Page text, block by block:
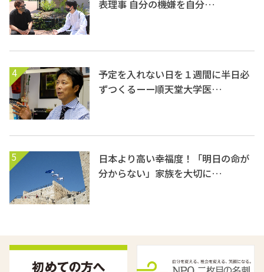
表理事 自分の機嫌を自分…
4
予定を入れない日を１週間に半日必
ずつくるーー順天堂大学医…
5
日本より高い幸福度！「明日の命が
分からない」家族を大切に…